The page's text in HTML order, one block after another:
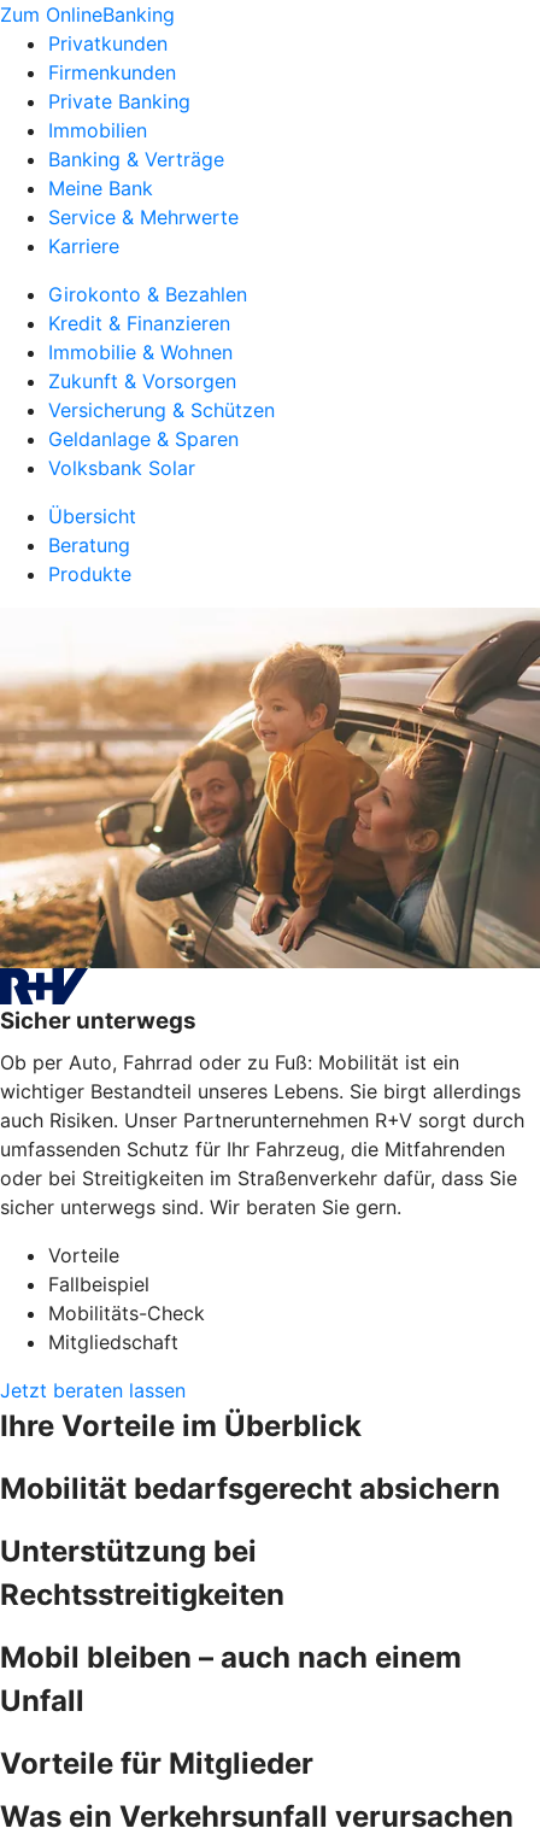
Zum OnlineBanking
Privatkunden
Firmenkunden
Private Banking
Immobilien
Banking & Verträge
Meine Bank
Service & Mehrwerte
Karriere
Girokonto & Bezahlen
Kredit & Finanzieren
Immobilie & Wohnen
Zukunft & Vorsorgen
Versicherung & Schützen
Geldanlage & Sparen
Volksbank Solar
Übersicht
Beratung
Produkte
Sicher unterwegs
Ob per Auto, Fahrrad oder zu Fuß: Mobilität ist ein
wichtiger Bestandteil unseres Lebens. Sie birgt allerdings
auch Risiken. Unser Partnerunternehmen R+V sorgt durch
umfassenden Schutz für Ihr Fahrzeug, die Mitfahrenden
oder bei Streitigkeiten im Straßenverkehr dafür, dass Sie
sicher unterwegs sind. Wir beraten Sie gern.
Vorteile
Fallbeispiel
Mobilitäts-Check
Mitgliedschaft
Jetzt beraten lassen
Ihre Vorteile im Überblick
Mobilität bedarfsgerecht absichern
Unterstützung bei
Rechtsstreitigkeiten
Mobil bleiben – auch nach einem
Unfall
Vorteile für Mitglieder
Was ein Verkehrsunfall verursachen